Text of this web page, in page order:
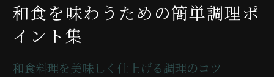
和食を味わうための簡単調理ポ
イント集
和食料理を美味しく仕上げる調理のコツ